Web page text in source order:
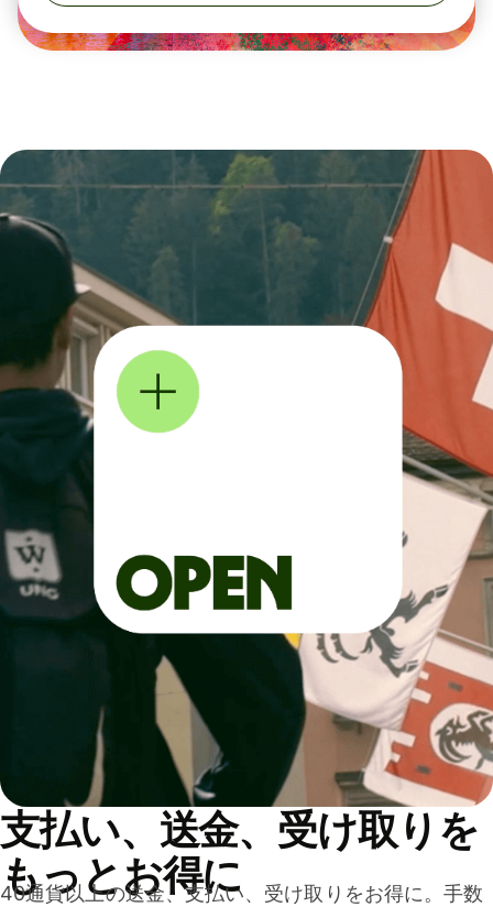
支払い、送金、受け取りを
もっとお得に
40通貨以上の送金、支払い、受け取りをお得に。手数